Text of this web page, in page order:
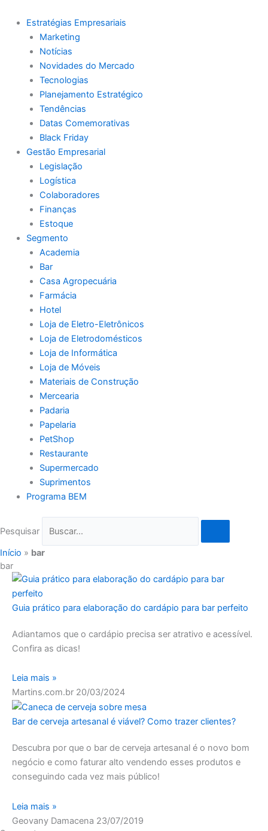
Estratégias Empresariais
Marketing
Notícias
Novidades do Mercado
Tecnologias
Planejamento Estratégico
Tendências
Datas Comemorativas
Black Friday
Gestão Empresarial
Legislação
Logística
Colaboradores
Finanças
Estoque
Segmento
Academia
Bar
Casa Agropecuária
Farmácia
Hotel
Loja de Eletro-Eletrônicos
Loja de Eletrodomésticos
Loja de Informática
Loja de Móveis
Materiais de Construção
Mercearia
Padaria
Papelaria
PetShop
Restaurante
Supermercado
Suprimentos
Programa BEM
Pesquisar
Início » bar
bar
Guia prático para elaboração do cardápio para bar perfeito
Adiantamos que o cardápio precisa ser atrativo e acessível.
Confira as dicas!
Leia mais »
Martins.com.br 20/03/2024
Bar de cerveja artesanal é viável? Como trazer clientes?
Descubra por que o bar de cerveja artesanal é o novo bom
negócio e como faturar alto vendendo esses produtos e
conseguindo cada vez mais público!
Leia mais »
Geovany Damacena 23/07/2019